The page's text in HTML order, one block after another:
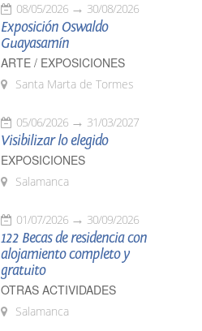
08/05/2026 30/08/2026
Exposición Oswaldo
Guayasamín
ARTE / EXPOSICIONES
Santa Marta de Tormes
05/06/2026 31/03/2027
Visibilizar lo elegido
EXPOSICIONES
Salamanca
01/07/2026 30/09/2026
122 Becas de residencia con
alojamiento completo y
gratuito
OTRAS ACTIVIDADES
Salamanca